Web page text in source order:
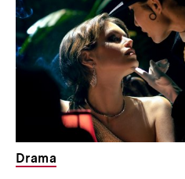
n
k
:
Drama